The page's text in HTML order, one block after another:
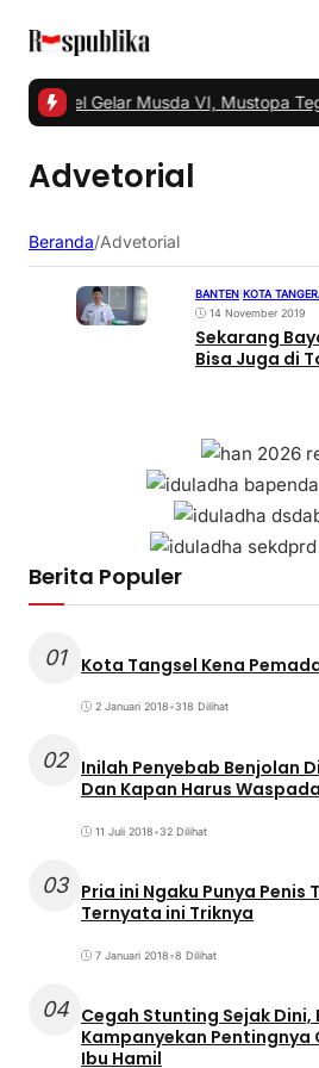
Tangsel Gelar Musda VI, Mustopa
Advetorial
Beranda/Advetorial
BANTEN KOTA
14 November 2019
Sekarang
Bisa Juga di
Berita Populer
01 Kota Tangsel Kena
2 Januari 2018•318 Dilihat
02 Inilah Penyebab Benjolan
Dan Kapan Harus Waspada
11 Juli 2018•32 Dilihat
03 Pria ini Ngaku Punya Penis
Ternyata ini Triknya
7 Januari 2018•8 Dilihat
04 Cegah Stunting Sejak Dini,
Kampanyekan Pentingnya
Ibu Hamil